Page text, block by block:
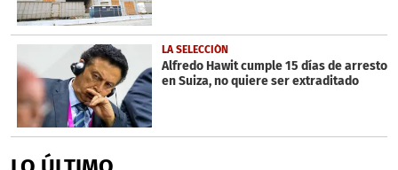
LA SELECCIÓN
Alfredo Hawit cumple 15 días de arresto
en Suiza, no quiere ser extraditado